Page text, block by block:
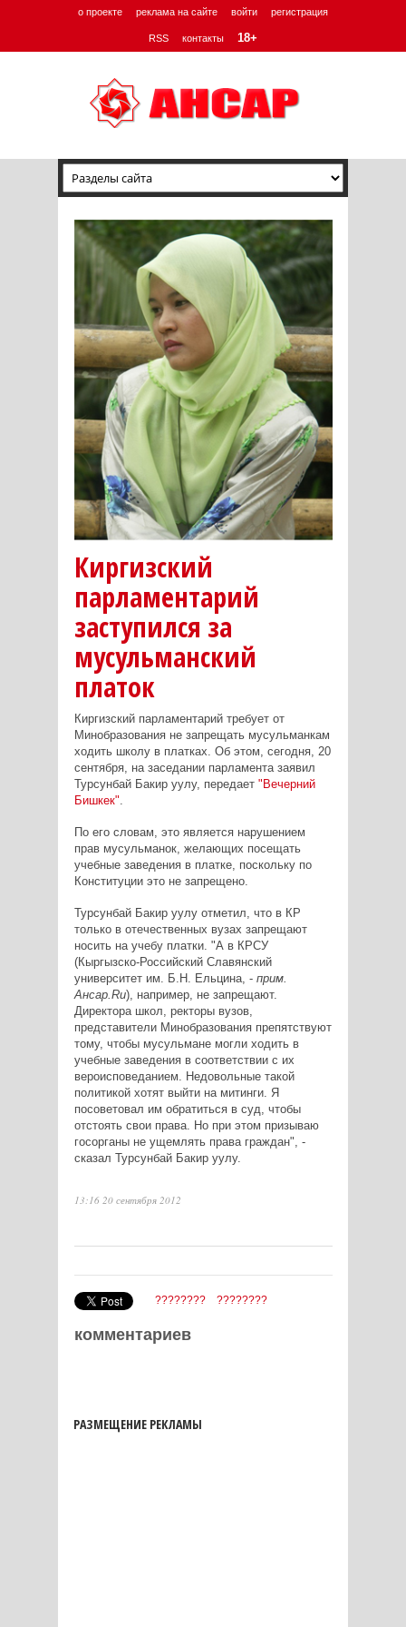
о проекте реклама на сайте войти регистрация
RSS контакты 18+
Киргизский
парламентарий
заступился за
мусульманский
платок
Киргизский парламентарий требует от
Минобразования не запрещать мусульманкам
ходить школу в платках. Об этом, сегодня, 20
сентября, на заседании парламента заявил
Турсунбай Бакир уулу, передает "Вечерний
Бишкек"
По его словам, это является нарушением
прав мусульманок, желающих посещать
учебные заведения в платке, поскольку по
Конституции это не запрещено.
Турсунбай Бакир уулу отметил, что в КР
только в отечественных вузах запрещают
носить на учебу платки. "А в КРСУ
(Кыргызско-Российский Славянский
университет им. Б.Н. Ельцина, -прим.
Ансар.Ru), например, не запрещают.
Директора школ, ректоры вузов,
представители Минобразования препятствуют
тому, чтобы мусульмане могли ходить в
учебные заведения в соответствии с их
вероисповеданием. Недовольные такой
политикой хотят выйти на митинги. Я
посоветовал им обратиться в суд, чтобы
отстоять свои права. Но при этом призываю
госорганы не ущемлять права граждан", -
сказал Турсунбай Бакир уулу.
13:16 20 сентября 2012
???????? ????????
комментариев
РАЗМЕЩЕНИЕ РЕКЛАМЫ